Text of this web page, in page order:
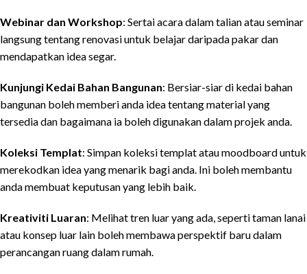
Webinar dan Workshop: Sertai acara dalam talian atau seminar
langsung tentang renovasi untuk belajar daripada pakar dan
mendapatkan idea segar.
Kunjungi Kedai Bahan Bangunan: Bersiar-siar di kedai bahan
bangunan boleh memberi anda idea tentang material yang
tersedia dan bagaimana ia boleh digunakan dalam projek anda.
Koleksi Templat: Simpan koleksi templat atau moodboard untuk
merekodkan idea yang menarik bagi anda. Ini boleh membantu
anda membuat keputusan yang lebih baik.
Kreativiti Luaran: Melihat tren luar yang ada, seperti taman lanai
atau konsep luar lain boleh membawa perspektif baru dalam
perancangan ruang dalam rumah.